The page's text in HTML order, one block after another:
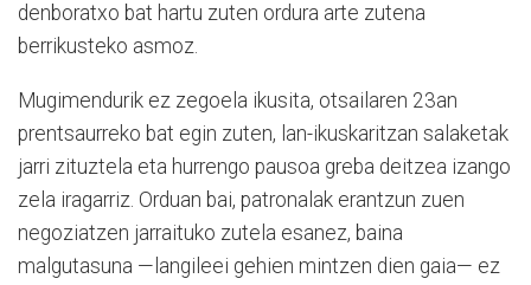
denboratxo bat hartu zuten ordura arte zutena
berrikusteko asmoz.
Mugimendurik ez zegoela ikusita, otsailaren 23an
prentsaurreko bat egin zuten, lan-ikuskaritzan salaketak
jarri zituztela eta hurrengo pausoa greba deitzea izango
zela iragarriz. Orduan bai, patronalak erantzun zuen
negoziatzen jarraituko zutela esanez, baina
malgutasuna —langileei gehien mintzen dien gaia— ez